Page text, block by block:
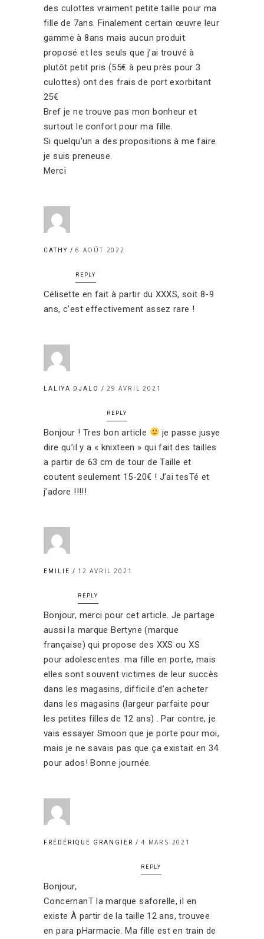
des culottes vraiment petite taille pour ma
fille de 7ans. Finalement certain œuvre leur
gamme à 8ans mais aucun produit
proposé et les seuls que j’ai trouvé à
plutôt petit pris (55€ à peu près pour 3
culottes) ont des frais de port exorbitant
25€
Bref je ne trouve pas mon bonheur et
surtout le confort pour ma fille.
Si quelqu’un a des propositions à me faire
je suis preneuse.
Merci
CATHY 6 AOÛT 2022
REPLY
Célisette en fait à partir du XXXS, soit 8-9
ans, c’est effectivement assez rare !
LALIYA DJALO 29 AVRIL 2021
REPLY
Bonjour ! Tres bon article
je passe jusye
dire qu’il y a « knixteen » qui fait des tailles
a partir de 63 cm de tour de Taille et
coutent seulement 15-20€ ! J’ai tesTé et
j’adore !!!!!
EMILIE 12 AVRIL 2021
REPLY
Bonjour, merci pour cet article. Je partage
aussi la marque Bertyne (marque
française) qui propose des XXS ou XS
pour adolescentes. ma fille en porte, mais
elles sont souvent victimes de leur succès
dans les magasins, difficile d’en acheter
dans les magasins (largeur parfaite pour
les petites filles de 12 ans) . Par contre, je
vais essayer Smoon que je porte pour moi,
mais je ne savais pas que ça existait en 34
pour ados! Bonne journée.
FRÉDÉRIQUE GRANGIER 4 MARS 2021
REPLY
Bonjour,
ConcernanT la marque saforelle, il en
existe À partir de la taille 12 ans, trouvee
en para pHarmacie. Ma fille est en train de